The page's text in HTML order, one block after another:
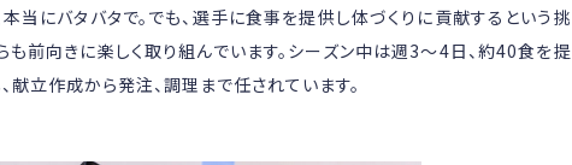
当にバタバタで。でも、選手に食事を提供し体づくりに貢献するという挑
も前向きに楽しく取り組んでいます。シーズン中は週3～4日、約40食を提
立作成から発注、調理まで任されています。